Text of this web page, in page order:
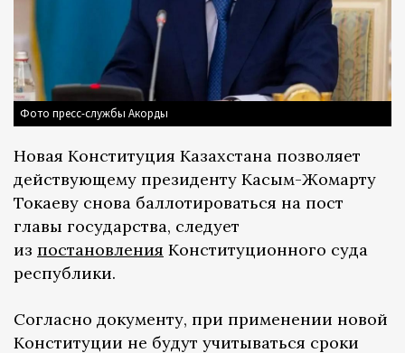
Фото пресс-службы Акорды
Новая Конституция Казахстана позволяет
действующему президенту Касым-Жомарту
Токаеву снова баллотироваться на пост
главы государства, следует
из постановления Конституционного суда
республики.
Согласно документу, при применении новой
Конституции не будут учитываться сроки